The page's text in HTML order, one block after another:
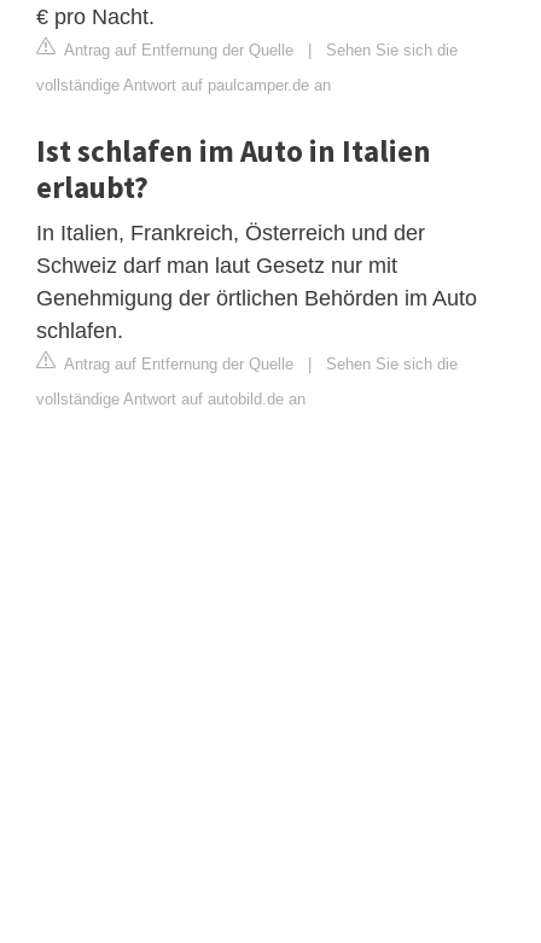
€ pro Nacht.
Antrag auf Entfernung der Quelle | Sehen Sie sich die
vollständige Antwort auf paulcamper.de an
Ist schlafen im Auto in Italien
erlaubt?
In Italien, Frankreich, Österreich und der
Schweiz darf man laut Gesetz nur mit
Genehmigung der örtlichen Behörden im Auto
schlafen.
Antrag auf Entfernung der Quelle | Sehen Sie sich die
vollständige Antwort auf autobild.de an